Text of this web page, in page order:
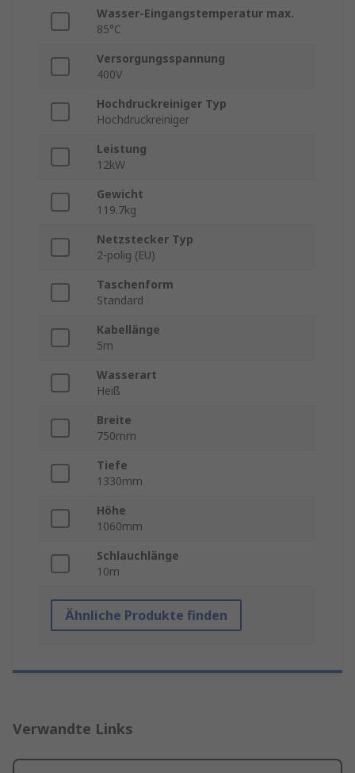
Wasser-Eingangstemperatur max.
85°C
Versorgungsspannung
400V
Hochdruckreiniger Typ
Hochdruckreiniger
Leistung
12kW
Gewicht
119.7kg
Netzstecker Typ
2-polig (EU)
Taschenform
Standard
Kabellänge
5m
Wasserart
Heiß
Breite
750mm
Tiefe
1330mm
Höhe
1060mm
Schlauchlänge
10m
Ähnliche Produkte finden
Verwandte Links